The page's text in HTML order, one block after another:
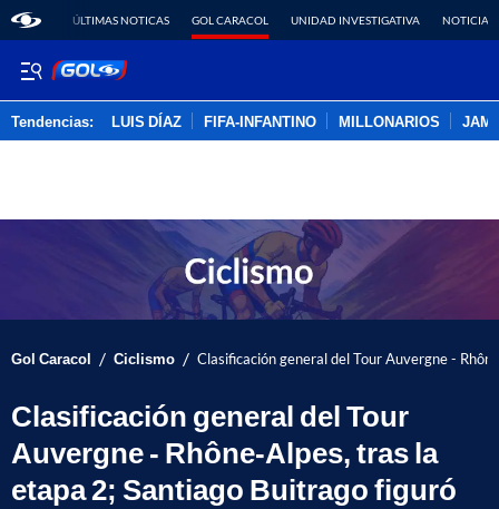
ÚLTIMAS NOTICAS GOL CARACOL UNIDAD INVESTIGATIVA NOTICIAS
Tendencias: LUIS DÍAZ FIFA-INFANTINO MILLONARIOS
Gol Caracol / Ciclismo / Clasificación general del Tour Auvergne -
Clasificación general del Tour
Auvergne - Rhône-Alpes, tras la
etapa 2; Santiago Buitrago figuró